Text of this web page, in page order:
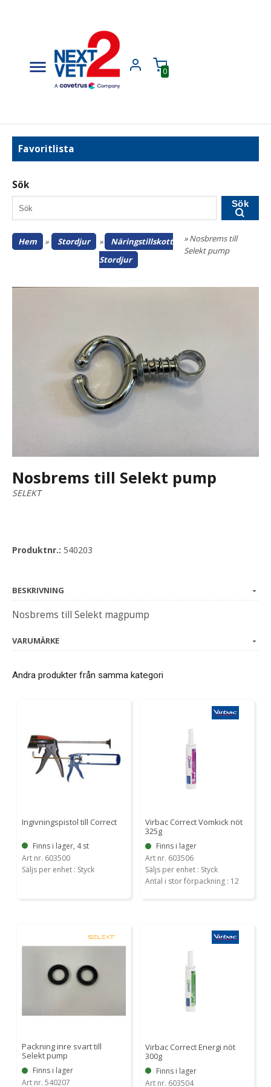
0
Favoritlista
Sök
Sök
Hem » Stordjur »
Näringstillskott
Stordjur
» Nosbrems till
Selekt pump
Nosbrems till Selekt pump
SELEKT
Produktnr.: 540203
BESKRIVNING
Nosbrems till Selekt magpump
VARUMÄRKE
Andra produkter från samma kategori
Ingivningspistol till Correct
Finns i lager, 4 st
Art nr. 603500
Säljs per enhet : Styck
Virbac Correct Vomkick nöt
325g
Finns i lager
Art nr. 603506
Säljs per enhet : Styck
Antal i stor förpackning : 12
Packning inre svart till
Selekt pump
Finns i lager
Art nr. 540207
Virbac Correct Energi nöt
300g
Finns i lager
Art nr. 603504